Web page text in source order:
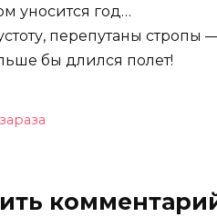
уносится год…
перепутаны стропы
бы длился полет!